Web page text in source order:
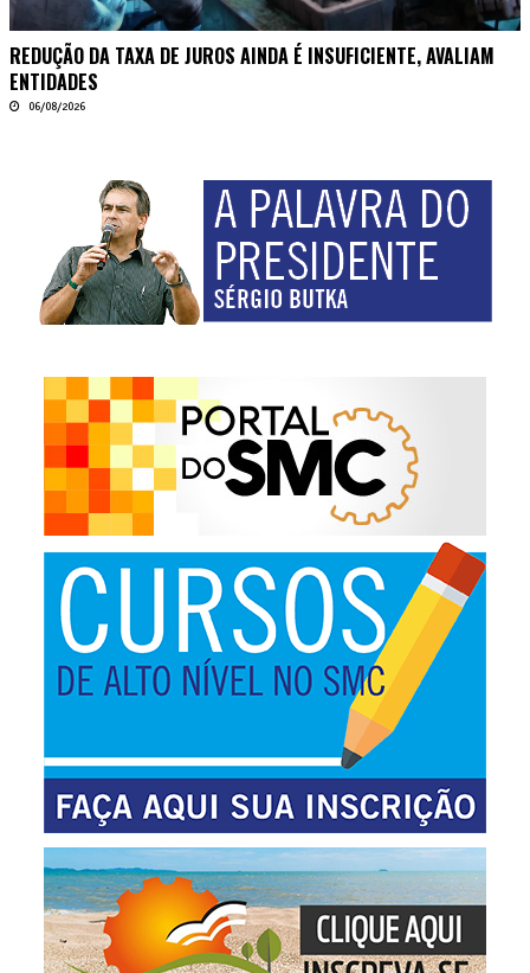
REDUÇÃO DA TAXA DE JUROS AINDA É INSUFICIENTE, AVALIAM
ENTIDADES
06/08/2026